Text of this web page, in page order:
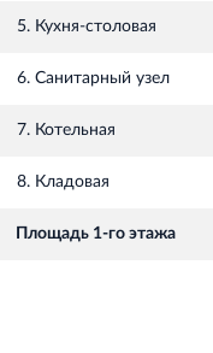
5. Кухня-столовая
6. Санитарный узел
7. Котельная
8. Кладовая
Площадь 1-го этажа